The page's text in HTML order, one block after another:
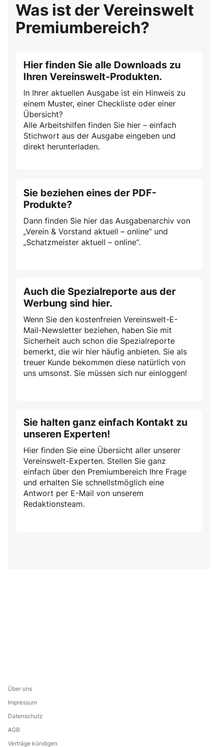
Was ist der Vereinswelt
Premiumbereich?
Hier finden Sie alle Downloads zu
Ihren Vereinswelt-Produkten.
In Ihrer aktuellen Ausgabe ist ein Hinweis zu
einem Muster, einer Checkliste oder einer
Übersicht?
Alle Arbeitshilfen finden Sie hier – einfach
Stichwort aus der Ausgabe eingeben und
direkt herunterladen.
Sie beziehen eines der PDF-
Produkte?
Dann finden Sie hier das Ausgabenarchiv von
„Verein & Vorstand aktuell – online“ und
„Schatzmeister aktuell – online“.
Auch die Spezialreporte aus der
Werbung sind hier.
Wenn Sie den kostenfreien Vereinswelt-E-
Mail-Newsletter beziehen, haben Sie mit
Sicherheit auch schon die Spezialreporte
bemerkt, die wir hier häufig anbieten. Sie als
treuer Kunde bekommen diese natürlich von
uns umsonst. Sie müssen sich nur einloggen!
Sie halten ganz einfach Kontakt zu
unseren Experten!
Hier finden Sie eine Übersicht aller unserer
Vereinswelt-Experten. Stellen Sie ganz
einfach über den Premiumbereich Ihre Frage
und erhalten Sie schnellstmöglich eine
Antwort per E-Mail von unserem
Redaktionsteam.
Über uns
Impressum
Datenschutz
AGB
Verträge kündigen